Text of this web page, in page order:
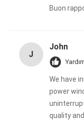
Buon
J
John
We have
power
quality